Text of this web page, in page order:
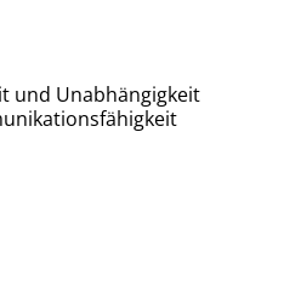
und Unabhängigkeit